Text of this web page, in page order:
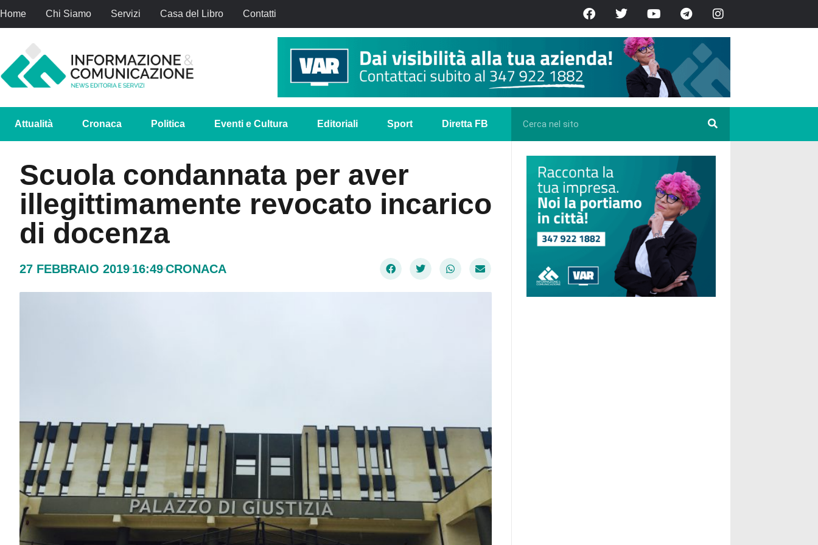
Home Chi Siamo Servizi Casa del Libro Contatti
Attualità Cronaca Politica Eventi e Cultura Editoriali Sport Diretta FB
Scuola condannata per aver
illegittimamente revocato incarico
di docenza
27 FEBBRAIO 2019 16:49CRONACA